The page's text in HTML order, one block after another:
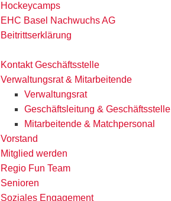
Hockeycamps
EHC Basel Nachwuchs AG
Beitrittserklärung
Kontakt Geschäftsstelle
Verwaltungsrat & Mitarbeitende
Verwaltungsrat
Geschäftsleitung & Geschäftsstelle
Mitarbeitende & Matchpersonal
Vorstand
Mitglied werden
Regio Fun Team
Senioren
Soziales Engagement